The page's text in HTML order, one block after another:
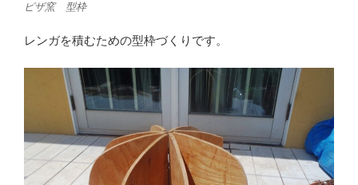
ピザ窯 型枠
レンガを積むための型枠づくりです。